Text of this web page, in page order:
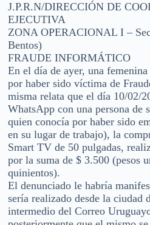
J.P.R.N/DIRECCIÓN DE
EJECUTIVA
ZONA OPERACIONAL I –
Bentos)
FRAUDE INFORMÁTICO
En el día de ayer, una
por haber sido víctima de
misma relata que el día 10/02/
WhatsApp con una persona de
quien conocía por haber sido
en su lugar de trabajo), la
Smart TV de 50 pulgadas,
por la suma de $ 3.500 (pesos
quinientos).
El denunciado le habría
sería realizado desde la ciudad
intermedio del Correo